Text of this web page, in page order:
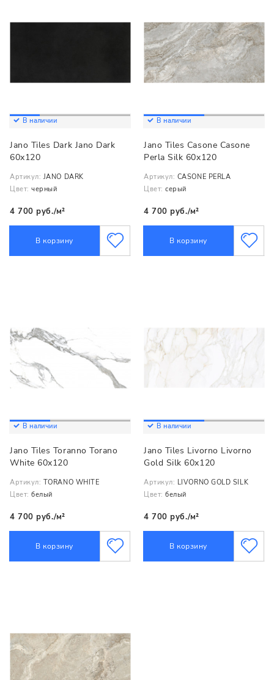
В наличии
Jano Tiles Dark Jano Dark
60x120
Артикул: JANO DARK
Цвет: черный
4 700 руб./м²
В корзину
В наличии
Jano Tiles Casone Casone
Perla Silk 60x120
Артикул: CASONE PERLA
Цвет: серый
4 700 руб./м²
В корзину
В наличии
Jano Tiles Toranno Torano
White 60x120
Артикул: TORANO WHITE
Цвет: белый
4 700 руб./м²
В корзину
В наличии
Jano Tiles Livorno Livorno
Gold Silk 60x120
Артикул: LIVORNO GOLD SILK
Цвет: белый
4 700 руб./м²
В корзину